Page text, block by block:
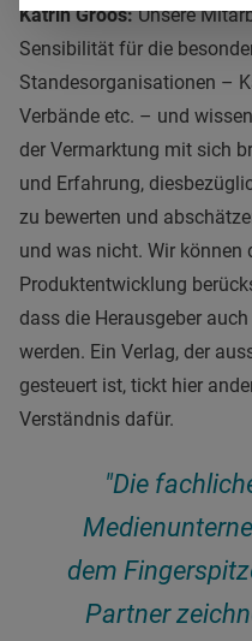
Katrin Groos:Unsere
Sensibilität für die
Standesorganisationen –
Verbände etc. – und
der Vermarktung mit sich
und Erfahrung,
zu bewerten und
und was nicht. Wir können
Produktentwicklung
dass die Herausgeber
werden. Ein Verlag, der
gesteuert ist, tickt hier
Verständnis dafür.
"Die
dem
Partner